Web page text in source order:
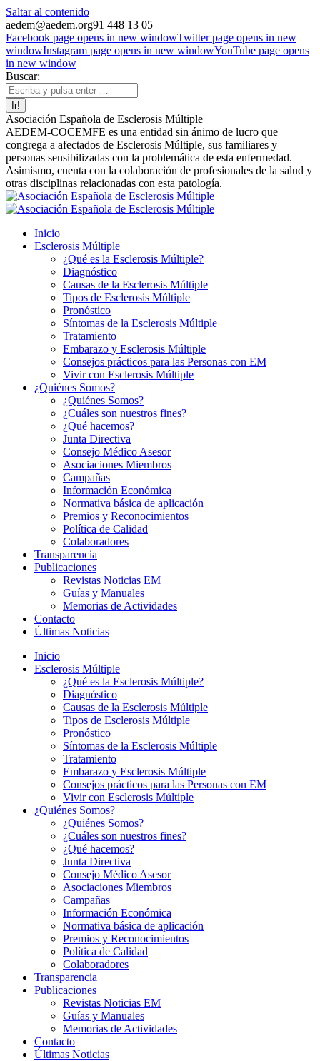
Saltar al contenido
aedem@aedem.org91 448 13 05
Facebook page opens in new windowTwitter page opens in new
windowInstagram page opens in new windowYouTube page opens
in new window
Buscar:
Asociación Española de Esclerosis Múltiple
AEDEM-COCEMFE es una entidad sin ánimo de lucro que
congrega a afectados de Esclerosis Múltiple, sus familiares y
personas sensibilizadas con la problemática de esta enfermedad.
Asimismo, cuenta con la colaboración de profesionales de la salud y
otras disciplinas relacionadas con esta patología.
Inicio
Esclerosis Múltiple
¿Qué es la Esclerosis Múltiple?
Diagnóstico
Causas de la Esclerosis Múltiple
Tipos de Esclerosis Múltiple
Pronóstico
Síntomas de la Esclerosis Múltiple
Tratamiento
Embarazo y Esclerosis Múltiple
Consejos prácticos para las Personas con EM
Vivir con Esclerosis Múltiple
¿Quiénes Somos?
¿Quiénes Somos?
¿Cuáles son nuestros fines?
¿Qué hacemos?
Junta Directiva
Consejo Médico Asesor
Asociaciones Miembros
Campañas
Información Económica
Normativa básica de aplicación
Premios y Reconocimientos
Política de Calidad
Colaboradores
Transparencia
Publicaciones
Revistas Noticias EM
Guías y Manuales
Memorias de Actividades
Contacto
Últimas Noticias
Inicio
Esclerosis Múltiple
¿Qué es la Esclerosis Múltiple?
Diagnóstico
Causas de la Esclerosis Múltiple
Tipos de Esclerosis Múltiple
Pronóstico
Síntomas de la Esclerosis Múltiple
Tratamiento
Embarazo y Esclerosis Múltiple
Consejos prácticos para las Personas con EM
Vivir con Esclerosis Múltiple
¿Quiénes Somos?
¿Quiénes Somos?
¿Cuáles son nuestros fines?
¿Qué hacemos?
Junta Directiva
Consejo Médico Asesor
Asociaciones Miembros
Campañas
Información Económica
Normativa básica de aplicación
Premios y Reconocimientos
Política de Calidad
Colaboradores
Transparencia
Publicaciones
Revistas Noticias EM
Guías y Manuales
Memorias de Actividades
Contacto
Últimas Noticias